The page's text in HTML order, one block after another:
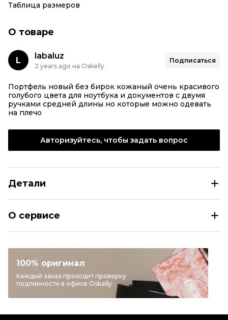
Таблица размеров
О товаре
L labaluz
2 years ago на Oskelly
Подписаться
Портфель новый без бирок кожаный очень красивого
голубого цвета для ноутбука и документов с двумя
ручками средней длины но которые можно одевать
на плечо
Авторизуйтесь, чтобы задать вопрос
Детали
Категория
Сумки через плечо
Бренд
HERMES
Материал сумок
Кожа
О сервисе
100% оригинал
Каждый заказ проходит проверку
подлинности в офисе Oskelly